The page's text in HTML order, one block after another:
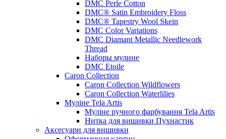
DMC Perle Cotton
DMC® Satin Embroidery Floss
DMC® Tapestry Wool Skein
DMC Color Variations
DMC Diamant Metallic Needlework
Thread
Наборы мулине
DMC Etoile
Caron Collection
Caron Collection Wildflowers
Caron Collection Waterlilies
Муліне Tela Artis
Муліне ручного фарбування Tela Artis
Нитка для вишивки Пухнастик
Аксесуари для вишивки